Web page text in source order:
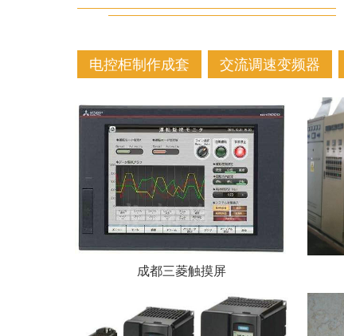
电控柜制作成套 交流调速变频器
成都三菱触摸屏